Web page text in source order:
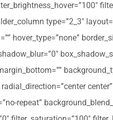
type=”2_3″
hover_type=”none”
repeat”